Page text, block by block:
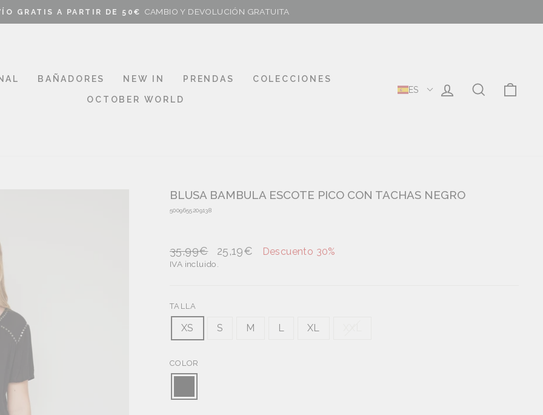
Pause
GRATIS A PARTIR DE 50€ CAMBIO Y DEVOLUCIÓN GRATUITA
BAÑADORES NEW IN PRENDAS COLECCIONES
OCTOBER WORLD
ES MI CUENTA
BUSCAR
BLUSA BAMBULA ESCOTE PICO CON TACHAS NEGRO
5009655209138
Precio
habitual
35,99€
Precio
25,19€ Descuento 30%
IVA incluido.
TALLA
XS S M L XL
COLOR